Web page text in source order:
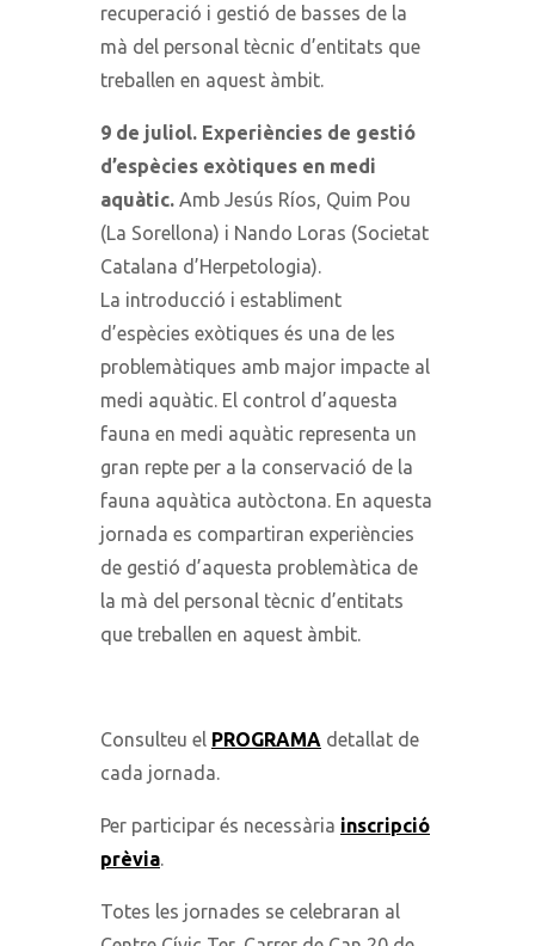
recuperació i gestió de basses de la
mà del personal tècnic d’entitats que
treballen en aquest àmbit.
9 de juliol. Experiències de gestió
d’espècies exòtiques en medi
aquàtic. Amb Jesús Ríos, Quim Pou
(La Sorellona) i Nando Loras (Societat
Catalana d’Herpetologia).
La introducció i establiment
d’espècies exòtiques és una de les
problemàtiques amb major impacte al
medi aquàtic. El control d’aquesta
fauna en medi aquàtic representa un
gran repte per a la conservació de la
fauna aquàtica autòctona. En aquesta
jornada es compartiran experiències
de gestió d’aquesta problemàtica de
la mà del personal tècnic d’entitats
que treballen en aquest àmbit.
Consulteu el PROGRAMA detallat de
cada jornada.
Per participar és necessària inscripció
prèvia.
Totes les jornades se celebraran al